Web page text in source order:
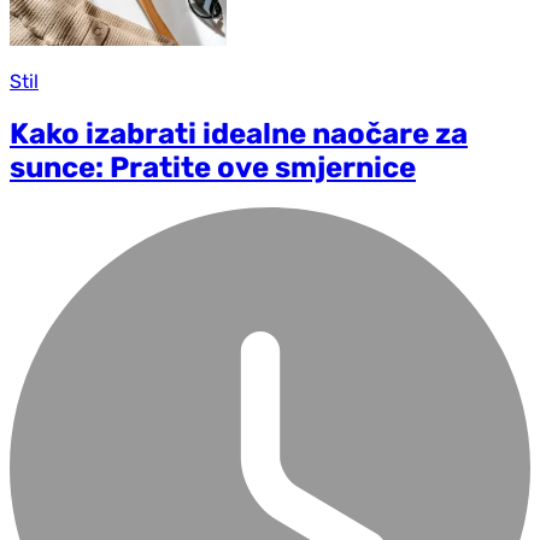
Stil
Kako izabrati idealne naočare za
sunce: Pratite ove smjernice